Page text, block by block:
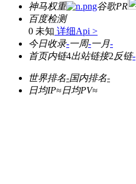
神马权重
谷歌PR
百度检测
0 未知 详细Api >
今日收录-一周-一月-
首页内链4出站链接2反链-
世界排名-国内排名-
日均IP≈日均PV≈